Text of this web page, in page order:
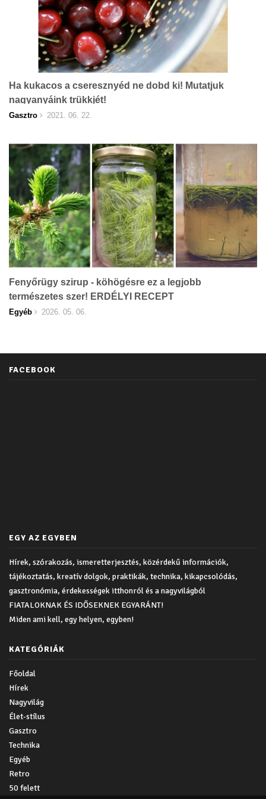
Ha kukacos a cseresznyéd ne dobd ki! Mutatjuk
nagyanyáink trükkjét!
Gasztro 2021. 06. 22.
Fenyőrügy szirup - köhögésre ez a legjobb
természetes szer! ERDÉLYI RECEPT
Egyéb 2026. 05. 06.
FACEBOOK
EGY AZ EGYBEN
Hírek, szórakozás, ismeretterjesztés, közérdekű információk,
tájékoztatás, kreatív dolgok, praktikák, technika, kikapcsolódás,
gasztronómia, érdekességek itthonról és a nagyvilágból
FIATALOKNAK ÉS IDŐSEKNEK EGYARÁNT!
Miden ami kell, egy helyen, egyben!
KATEGÓRIÁK
Főoldal
Hírek
Nagyvilág
Élet-stílus
Gasztro
Technika
Egyéb
Retro
50 felett